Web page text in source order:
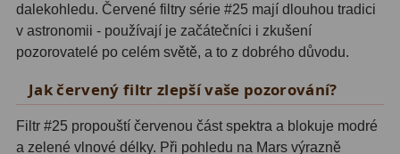
Sluneční43
CLS a UHC 13
Mlhovinové14
OIII3
dalekohledu. Červené filtry série #25 mají dlouhou tradici
v astronomii - používají je začátečníci i zkušení
pozorovatelé po celém světě, a to z dobrého důvodu.
Jak červený filtr zlepší vaše pozorování?
Filtr #25 propouští červenou část spektra a blokuje modré
a zelené vlnové délky. Při pohledu na Mars výrazně